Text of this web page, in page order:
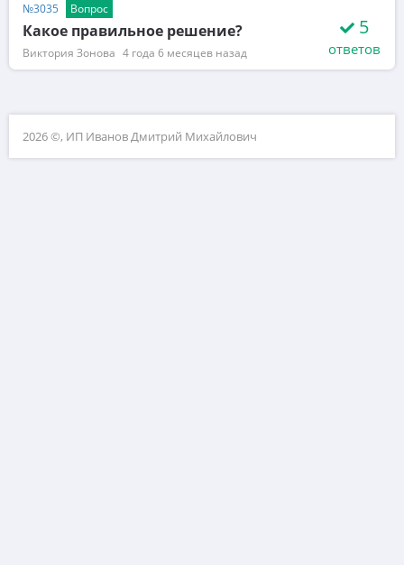
5
ответов
№3035 Вопрос
Какое правильное решение?
Виктория Зонова 4 года 6 месяцев назад
2026 ©, ИП Иванов Дмитрий Михайлович